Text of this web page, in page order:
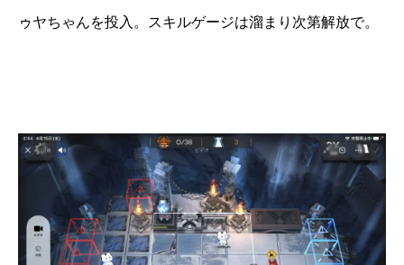
ゥヤちゃんを投入。スキルゲージは溜まり次第解放で。